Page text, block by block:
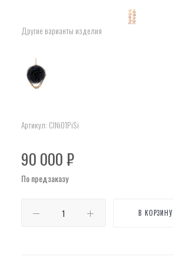
Другие варианты изделия
Артикул: ClNi01PiSi
90 000₽
По предзаказу
В КОРЗИНУ